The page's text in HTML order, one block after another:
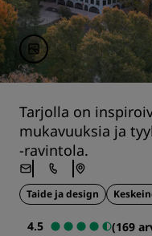
Tarjolla on
mukavuuksia ja
‑ravintola.
Taide ja design
4.5
(169